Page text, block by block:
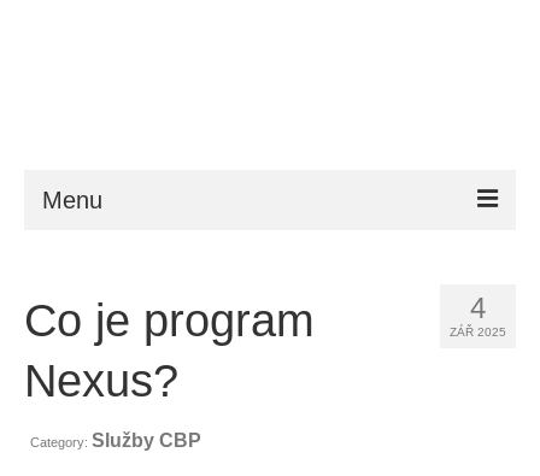
Menu
Požadavky 4
ZÁŘ 2025
Co je program
Nexus?
Category: Služby CBP